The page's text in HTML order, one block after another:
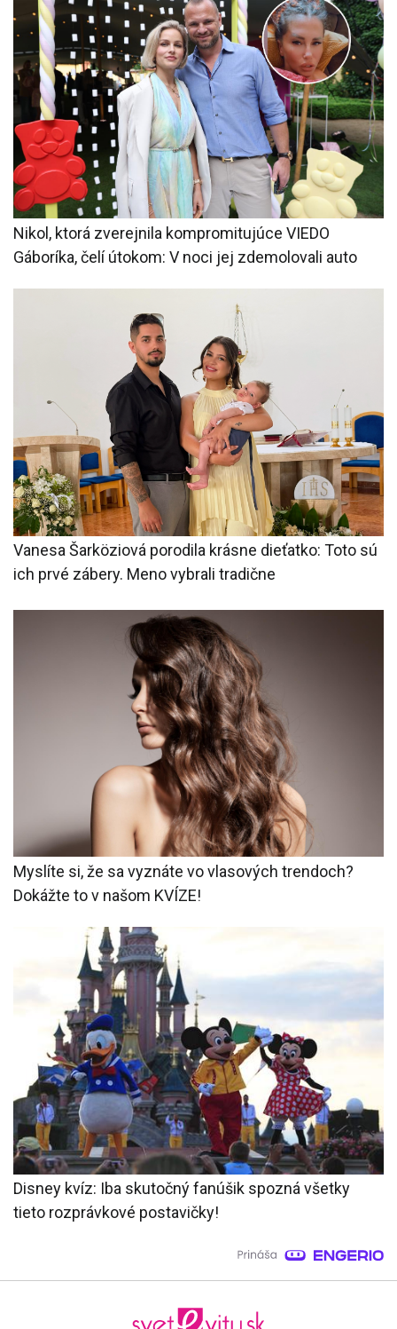
Nikol, ktorá zverejnila kompromitujúce VIEDO
Gáboríka, čelí útokom: V noci jej zdemolovali auto
Vanesa Šarköziová porodila krásne dieťatko: Toto sú
ich prvé zábery. Meno vybrali tradične
Myslíte si, že sa vyznáte vo vlasových trendoch?
Dokážte to v našom KVÍZE!
Disney kvíz: Iba skutočný fanúšik spozná všetky
tieto rozprávkové postavičky!